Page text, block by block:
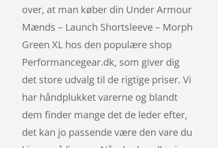
over, at man køber din Under Armour
Mænds – Launch Shortsleeve – Morph
Green XL hos den populære shop
Performancegear.dk, som giver dig
det store udvalg til de rigtige priser. Vi
har håndplukket varerne og blandt
dem finder mange det de leder efter,
det kan jo passende være den vare du